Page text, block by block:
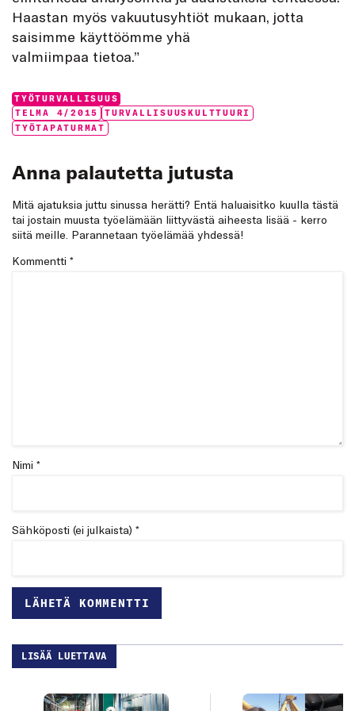
Haastan myös vakuutusyhtiöt mukaan, jotta
saisimme käyttöömme yhä
valmiimpaa tietoa.”
Categories:
TYÖTURVALLISUUS
Tags:
TELMA 4/2015
TURVALLISUUSKULTTUURI
TYÖTAPATURMAT
Anna palautetta jutusta
Mitä ajatuksia juttu sinussa herätti? Entä haluaisitko kuulla tästä
tai jostain muusta työelämään liittyvästä aiheesta lisää - kerro
siitä meille. Parannetaan työelämää yhdessä!
Kommentti *
Nimi *
Sähköposti (ei julkaista) *
LISÄÄ LUETTAVA